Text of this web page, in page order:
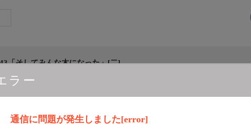
ラー
通信に問題が発生しました[error]
「そしてみんな木になった」[二]
カレンダー登録
MX